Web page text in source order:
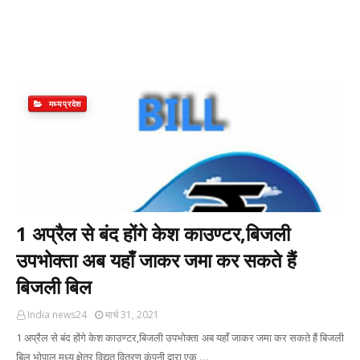
मध्यप्रदेश
1 अप्रैल से बंद होंगे केश काउण्टर,बिजली
उपभोक्ता अब यहाँ जाकर जमा कर सकते हैं
बिजली बिल
India news24 मार्च 31, 2021
1 अप्रैल से बंद होंगे केश काउण्टर,बिजली उपभोक्ता अब यहाँ जाकर जमा कर सकते हैं बिजली
बिल भोपाल मध्य क्षेत्र विद्युत वितरण कंपनी द्वारा एक …